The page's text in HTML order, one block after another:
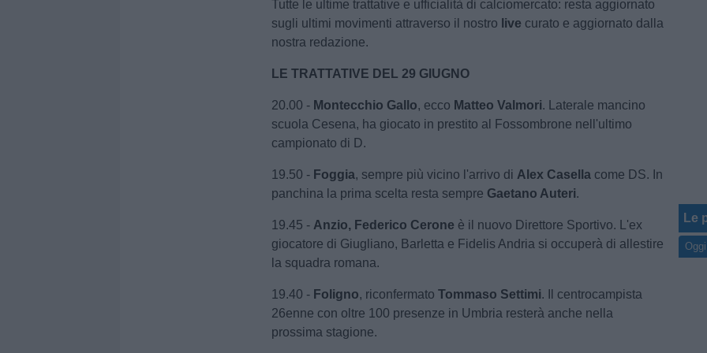
Tutte le ultime trattative e ufficialità di calciomercato: resta aggiornato
sugli ultimi movimenti attraverso il nostro live curato e aggiornato dalla
nostra redazione.
LE TRATTATIVE DEL 29 GIUGNO
20.00 - Montecchio Gallo, ecco Matteo Valmori. Laterale mancino
scuola Cesena, ha giocato in prestito al Fossombrone nell'ultimo
campionato di D.
19.50 - Foggia, sempre più vicino l'arrivo di Alex Casella come DS. In
panchina la prima scelta resta sempre Gaetano Auteri.
19.45 - Anzio, Federico Cerone è il nuovo Direttore Sportivo. L'ex
giocatore di Giugliano, Barletta e Fidelis Andria si occuperà di allestire
la squadra romana.
19.40 - Foligno, riconfermatoTommaso Settimi. Il centrocampista
26enne con oltre 100 presenze in Umbria resterà anche nella
prossima stagione.
Le
Oggi